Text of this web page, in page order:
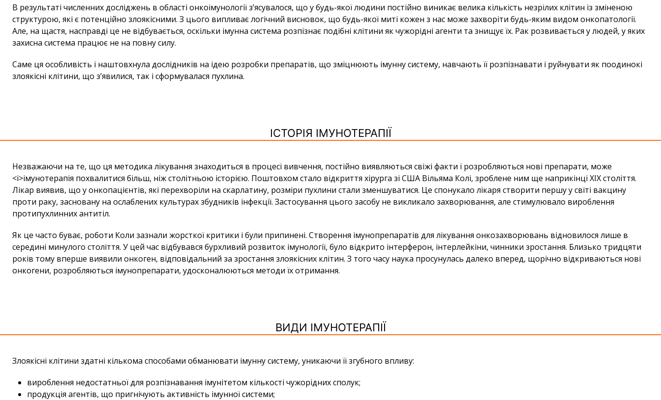
В результаті численних досліджень в області онкоімунології з’ясувалося, що у будь-якої людини постійно виникає велика кількість незрілих клітин із зміненою
структурою, які є потенційно злоякісними. З цього випливає логічний висновок, що будь-якої миті кожен з нас може захворіти будь-яким видом онкопатології.
Але, на щастя, насправді це не відбувається, оскільки імунна система розпізнає подібні клітини як чужорідні агенти та знищує їх. Рак розвивається у людей, у яких
захисна система працює не на повну силу.
Саме ця особливість і наштовхнула дослідників на ідею розробки препаратів, що зміцнюють імунну систему, навчають її розпізнавати і руйнувати як поодинокі
злоякісні клітини, що з’явилися, так і сформувалася пухлина.
ІСТОРІЯ ІМУНОТЕРАПІЇ
Незважаючи на те, що ця методика лікування знаходиться в процесі вивчення, постійно виявляються свіжі факти і розробляються нові препарати, може
<і>імунотерапія похвалитися більш, ніж столітньою історією. Поштовхом стало відкриття хірурга зі США Вільяма Колі, зроблене ним ще наприкінці XIX століття.
Лікар виявив, що у онкопацієнтів, які перехворіли на скарлатину, розміри пухлини стали зменшуватися. Це спонукало лікаря створити першу у світі вакцину
проти раку, засновану на ослаблених культурах збудників інфекції. Застосування цього засобу не викликало захворювання, але стимулювало вироблення
протипухлинних антитіл.
Як це часто буває, роботи Коли зазнали жорсткої критики і були припинені. Створення імунопрепаратів для лікування онкозахворювань відновилося лише в
середині минулого століття. У цей час відбувався бурхливий розвиток імунології, було відкрито інтерферон, інтерлейкіни, чинники зростання. Близько тридцяти
років тому вперше виявили онкоген, відповідальний за зростання злоякісних клітин. З того часу наука просунулась далеко вперед, щорічно відкриваються нові
онкогени, розробляються імунопрепарати, удосконалюються методи їх отримання.
ВИДИ ІМУНОТЕРАПІЇ
Злоякісні клітини здатні кількома способами обманювати імунну систему, уникаючи її згубного впливу:
вироблення недостатньої для розпізнавання імунітетом кількості чужорідних сполук;
продукція агентів, що пригнічують активність імунної системи;